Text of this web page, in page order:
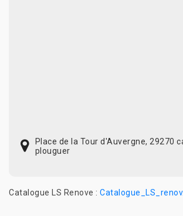
Place de la Tour d'Auvergne, 29270
plouguer
Catalogue LS Renove :